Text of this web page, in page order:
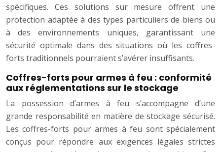
spécifiques. Ces solutions sur mesure offrent une
protection adaptée à des types particuliers de biens ou
à des environnements uniques, garantissant une
sécurité optimale dans des situations où les coffres-
forts traditionnels pourraient s’avérer insuffisants.
Coffres-forts pour armes à feu : conformité
aux réglementations sur le stockage
La possession d’armes à feu s’accompagne d’une
grande responsabilité en matière de stockage sécurisé.
Les coffres-forts pour armes à feu sont spécialement
conçus pour répondre aux exigences légales strictes